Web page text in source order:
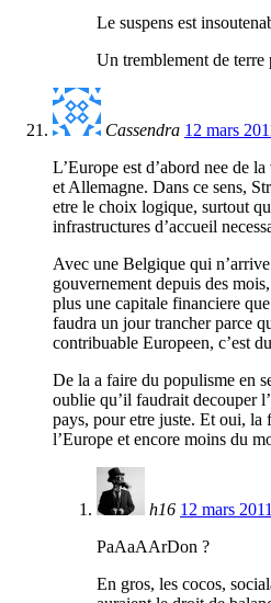
Le suspens est
Un tremblement de
Cassendra 12 mars
L’Europe est d’abord nee de
et Allemagne. Dans ce sens,
etre le choix logique, surtout
infrastructures d’accueil
Avec une Belgique qui
gouvernement depuis des
plus une capitale financiere
faudra un jour trancher parce
contribuable Europeen, c’est
De la a faire du populisme en
oublie qu’il faudrait decouper
pays, pour etre juste. Et oui, la
l’Europe et encore moins du
h16 12 mars
PaAaAArDon ?
En gros, les cocos,